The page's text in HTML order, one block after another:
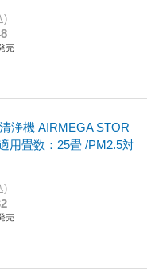
)
売
浄機 AIRMEGA STOR
用畳数：25畳 /PM2.5対
)
売